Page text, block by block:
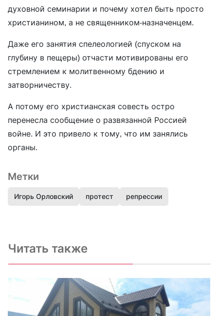
духовной семинарии и почему хотел быть просто
христианином, а не священником-назначенцем.
Даже его занятия спелеологией (спуском на
глубину в пещеры) отчасти мотивированы его
стремлением к молитвенному бдению и
затворничеству.
А потому его христианская совесть остро
перенесла сообщение о развязанной Россией
войне. И это привело к тому, что им занялись
органы.
Метки
Игорь Орловский протест репрессии
Читать также